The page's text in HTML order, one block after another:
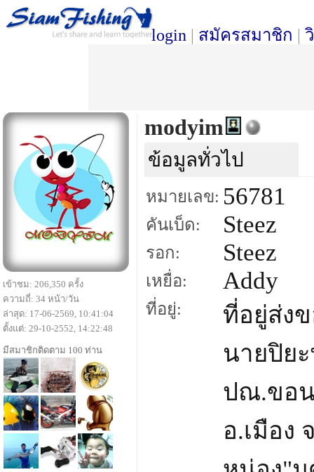
login | สมัครสมาชิก |
modyim
ข้อมูลทั่วไป
หมายเลข: 56781
คันเบ็ด: Steez
รอก: Steez
เหยื่อ: Addy
ที่อยู่:
ที่อยู่ส่ง
นายปิย
ปณ.ขอน
อ.เมือง
เข้าชม: 206,350 ครั้ง
ความถี่: 34 หน้า/วัน
ล่าสุด: 17-06-2569, 10:41:04
ตั้งแต่: 29-10-2552, 14:22:48
มีสมาชิกติดตาม 100 ท่าน